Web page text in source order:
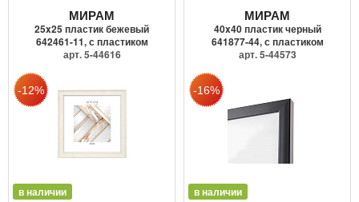
МИРАМ
25x25 пластик бежевый
642461-11, с пластиком
арт. 5-44616
в наличии
МИРАМ
40x40 пластик черный
641877-44, с пластиком
арт. 5-44573
в наличии